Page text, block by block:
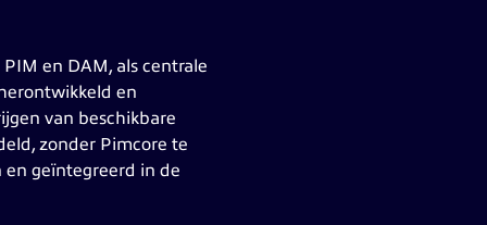
en DAM, als centrale
en
van beschikbare
zonder Pimcore te
en geïntegreerd in de